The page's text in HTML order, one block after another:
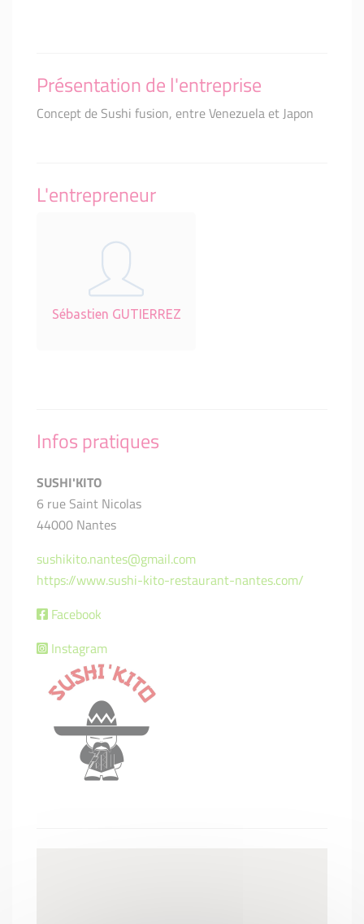
Présentation de l'entreprise
Concept de Sushi fusion, entre Venezuela et Japon
L'entrepreneur
Sébastien GUTIERREZ
Infos pratiques
SUSHI'KITO
6 rue Saint Nicolas
44000 Nantes
sushikito.nantes@gmail.com
https://www.sushi-kito-restaurant-nantes.com/
Facebook
Instagram